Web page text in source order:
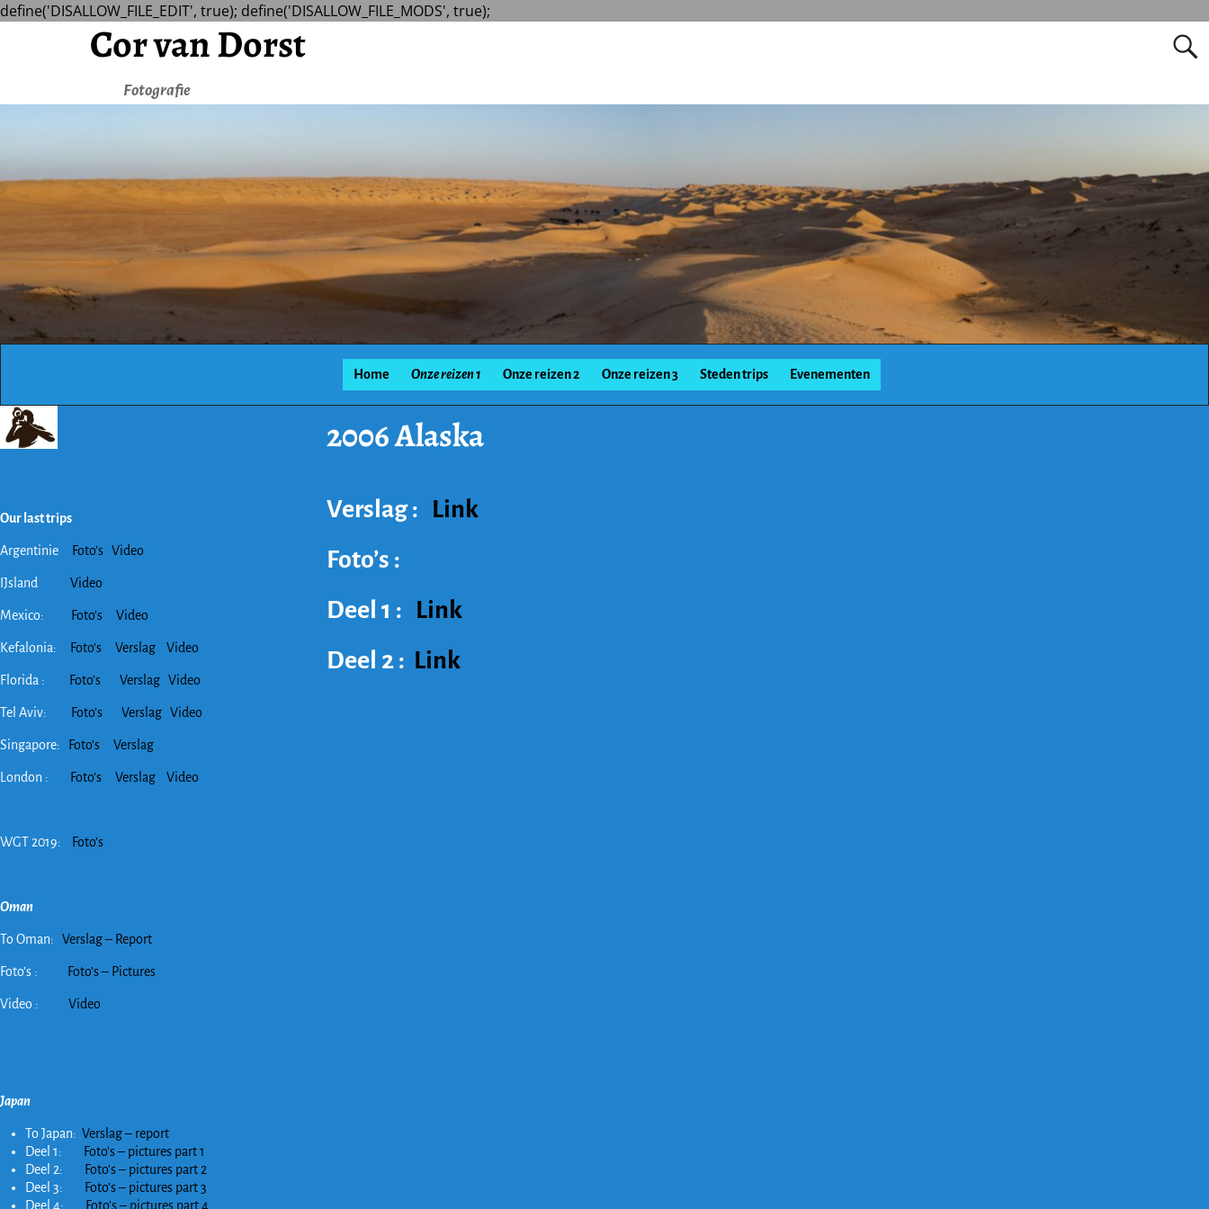
define('DISALLOW_FILE_EDIT', true); define('DISALLOW_FILE_MODS', true);
Cor van Dorst
Fotografie
Home Onze reizen 1 Onze reizen 2 Onze reizen 3 Steden trips Evenementen
2006 Alaska
Verslag : Link
Foto’s :
Deel 1 : Link
Deel 2 : Link
Our last trips
Argentinie Foto’s Video
IJsland Video
Mexico: Foto’s Video
Kefalonia: Foto’s Verslag Video
Florida : Foto’s Verslag Video
Tel Aviv: Foto’s Verslag Video
Singapore: Foto’s Verslag
London : Foto’s Verslag Video
WGT 2019: Foto’s
Oman
To Oman: Verslag – Report
Foto’s : Foto’s – Pictures
Video : Video
Japan
To Japan: Verslag – report
Deel 1:
Foto’s – pictures part 1
Deel 2:
Foto’s – pictures part 2
Deel 3:
Foto’s – pictures part 3
Deel 4:
Foto’s – pictures part 4